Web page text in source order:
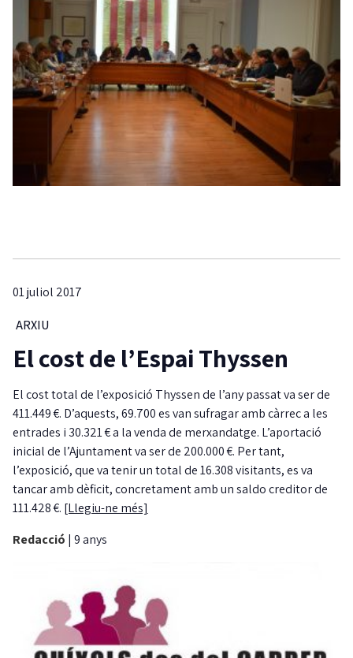
01 juliol 2017
ARXIU
El cost de l’Espai Thyssen
El cost total de l’exposició Thyssen de l’any passat va ser de
411.449 €. D’aquests, 69.700 es van sufragar amb càrrec a les
entrades i 30.321 € a la venda de merxandatge. L’aportació
inicial de l’Ajuntament va ser de 200.000 €. Per tant,
l’exposició, que va tenir un total de 16.308 visitants, es va
tancar amb dèficit, concretament amb un saldo creditor de
111.428 €. [Llegiu-ne més]
Redacció | 9 anys